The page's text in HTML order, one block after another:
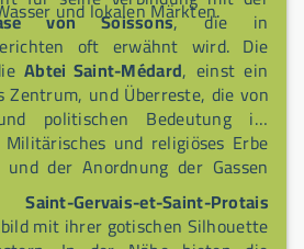
und lokalen Märkten.
von Soissons, die in
oft erwähnt wird. Die
Abtei Saint-Médard, einst ein
Zentrum, und Überreste, die von
politischen Bedeutung im
und religiöses Erbe
der Anordnung der Gassen
Gervais-et-Saint-Protais
mit ihrer gotischen Silhouette